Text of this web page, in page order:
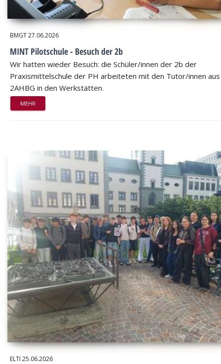
BMGT27.06.2026
MINT Pilotschule - Besuch der 2b
Wir hatten wieder Besuch: die Schüler/innen der 2b der
Praxismittelschule der PH arbeiteten mit den Tutor/innen
2AHBG in den Werkstätten.
MEHR
ELTI 25.06.2026